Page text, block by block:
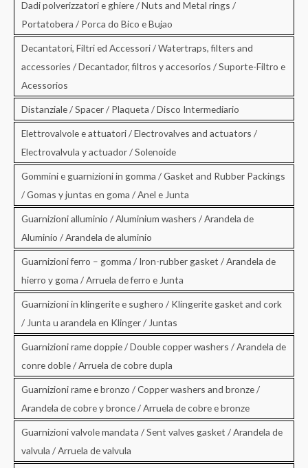
Dadi polverizzatori e ghiere / Nuts and Metal rings /
Portatobera / Porca do Bico e Bujao
Decantatori, Filtri ed Accessori / Watertraps, filters and
accessories / Decantador, filtros y accesorios / Suporte-Filtro e
Acessorios
Distanziale / Spacer / Plaqueta / Disco Intermediario
Elettrovalvole e attuatori / Electrovalves and actuators /
Electrovalvula y actuador / Solenoide
Gommini e guarnizioni in gomma / Gasket and Rubber Packings
/ Gomas y juntas en goma / Anel e Junta
Guarnizioni alluminio / Aluminium washers / Arandela de
Aluminio / Arandela de aluminio
Guarnizioni ferro – gomma / Iron-rubber gasket / Arandela de
hierro y goma / Arruela de ferro e Junta
Guarnizioni in klingerite e sughero / Klingerite gasket and cork
/ Junta u arandela en Klinger / Juntas
Guarnizioni rame doppie / Double copper washers / Arandela de
conre doble / Arruela de cobre dupla
Guarnizioni rame e bronzo / Copper washers and bronze /
Arandela de cobre y bronce / Arruela de cobre e bronze
Guarnizioni valvole mandata / Sent valves gasket / Arandela de
valvula / Arruela de valvula